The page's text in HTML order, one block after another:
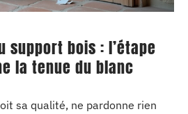
support bois : l’étape
la tenue du blanc
sa qualité, ne pardonne rien